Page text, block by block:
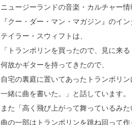
ニュージーランドの音楽・カルチャー情
『クー・ダー・マン・マガジン』のイ
テイラー・スウィフトは、
「トランポリンを買ったので、見に来
何故かギターを持ってきたので、
自宅の裏庭に置いてあったトランポリン
一緒に曲を書いた。」と話しています。
また「高く飛び上がって舞っているみた
曲の一部はトランポリンを跳ね回って作